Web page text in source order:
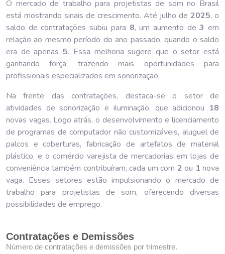
O mercado de trabalho para projetistas de som no Brasil
está mostrando sinais de crescimento. Até julho de 2025, o
saldo de contratações subiu para 8, um aumento de3 em
relação ao mesmo período do ano passado, quando o saldo
era de apenas 5. Essa melhoria sugere que o setor está
ganhando força, trazendo mais oportunidades para
profissionais especializados em sonorização.
Na frente das contratações, destaca-se o setor de
atividades de sonorização e iluminação, que adicionou 18
novas vagas. Logo atrás, o desenvolvimento e licenciamento
de programas de computador não customizáveis, aluguel de
palcos e coberturas, fabricação de artefatos de material
plástico, e o comércio varejista de mercadorias em lojas de
conveniência também contribuíram, cada um com 2 ou 1 nova
vaga. Esses setores estão impulsionando o mercado de
trabalho para projetistas de som, oferecendo diversas
possibilidades de emprego.
Contratações e Demissões
Número de contratações e demissões por trimestre.